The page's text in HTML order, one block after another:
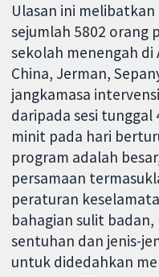
Ulasan ini
sejumlah 5802 orang
sekolah menengah di
China, Jerman,
jangkamasa
daripada sesi tunggal
minit pada hari
program adalah
persamaan
peraturan
bahagian sulit
sentuhan dan jenis-
untuk didedahkan